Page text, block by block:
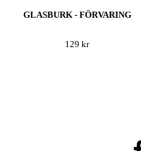
GLASBURK - FÖRVARING
129 kr